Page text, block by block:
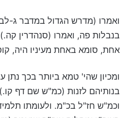
ואמרו (מדרש הגדול במדבר ג-
בנבלות פה, ואמרו (סנהדרין
אחת, סומא באחת מעיניו היה,
ומכיון שהי' טמא ביותר בכך
בנותיהם לזנות (כמ"ש שם דף
וכמ"ש חז"ל בכ"מ. ולעומתו